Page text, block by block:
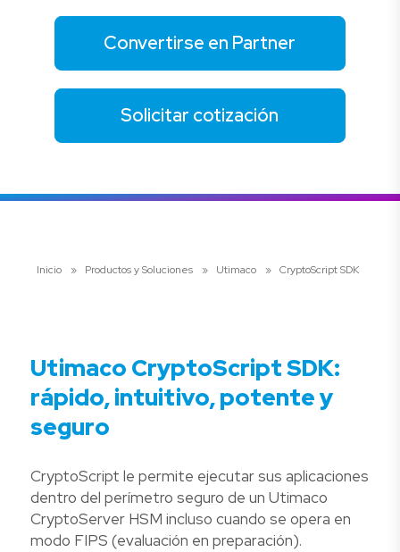
Convertirse en Partner
Solicitar cotización
Inicio » Productos y Soluciones » Utimaco » CryptoScript SDK
Utimaco CryptoScript SDK:
rápido, intuitivo, potente y
seguro
CryptoScript le permite ejecutar sus aplicaciones
dentro del perímetro seguro de un Utimaco
CryptoServer HSM incluso cuando se opera en
modo FIPS (evaluación en preparación).